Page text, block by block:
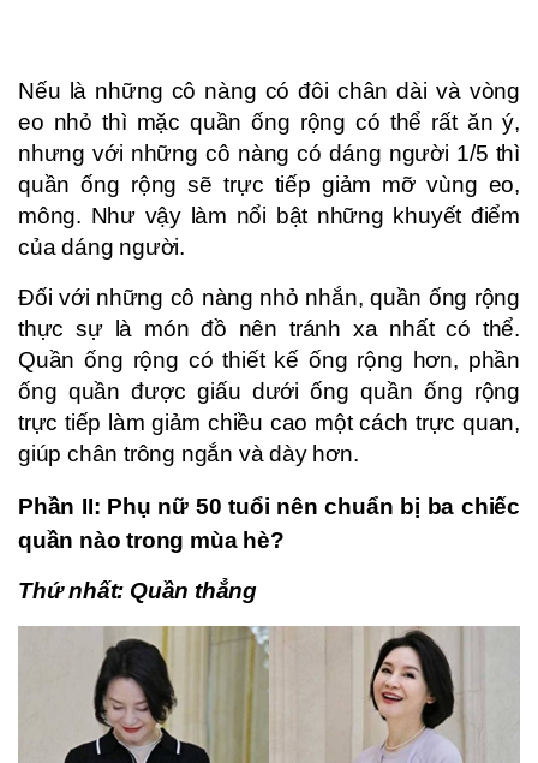
Nếu là những cô nàng có đôi chân dài và vòng
eo nhỏ thì mặc quần ống rộng có thể rất ăn ý,
nhưng với những cô nàng có dáng người 1/5 thì
quần ống rộng sẽ trực tiếp giảm mỡ vùng eo,
mông. Như vậy làm nổi bật những khuyết điểm
của dáng người.
Đối với những cô nàng nhỏ nhắn, quần ống rộng
thực sự là món đồ nên tránh xa nhất có thể.
Quần ống rộng có thiết kế ống rộng hơn, phần
ống quần được giấu dưới ống quần ống rộng
trực tiếp làm giảm chiều cao một cách trực quan,
giúp chân trông ngắn và dày hơn.
Phần II: Phụ nữ 50 tuổi nên chuẩn bị ba chiếc
quần nào trong mùa hè?
Thứ nhất: Quần thẳng